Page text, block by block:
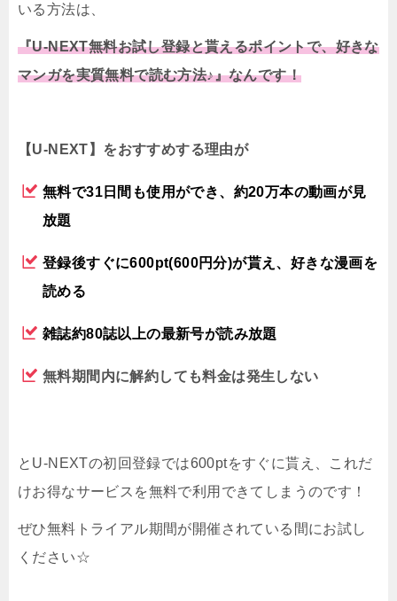
いる方法は、
『U-NEXT無料お試し登録と貰えるポイントで、好きな
マンガを実質無料で読む方法♪』なんです！
【U-NEXT】をおすすめする理由が
無料で31日間も使用ができ、約20万本の動画が見
放題
登録後すぐに600pt(600円分)が貰え、好きな漫画を
読める
雑誌約80誌以上の最新号が読み放題
無料期間内に解約しても料金は発生しない
とU-NEXTの初回登録では600ptをすぐに貰え、これだ
けお得なサービスを無料で利用できてしまうのです！
ぜひ無料トライアル期間が開催されている間にお試し
ください☆